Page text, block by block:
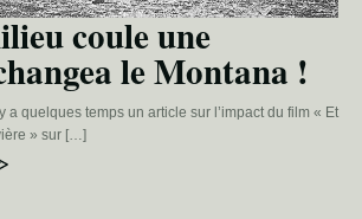
coule une
le Montana !
a quelques temps un article sur l’impact du film « Et
» sur […]